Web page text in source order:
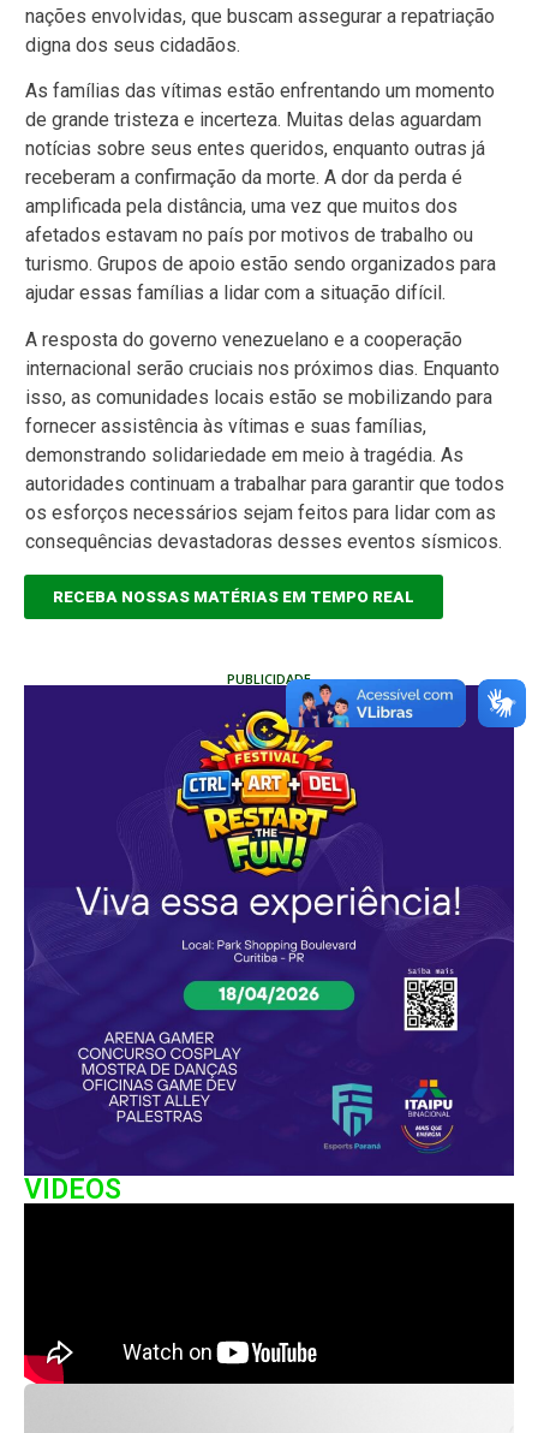
nações envolvidas, que buscam assegurar a repatriação
digna dos seus cidadãos.
As famílias das vítimas estão enfrentando um momento
de grande tristeza e incerteza. Muitas delas aguardam
notícias sobre seus entes queridos, enquanto outras já
receberam a confirmação da morte. A dor da perda é
amplificada pela distância, uma vez que muitos dos
afetados estavam no país por motivos de trabalho ou
turismo. Grupos de apoio estão sendo organizados para
ajudar essas famílias a lidar com a situação difícil.
A resposta do governo venezuelano e a cooperação
internacional serão cruciais nos próximos dias. Enquanto
isso, as comunidades locais estão se mobilizando para
fornecer assistência às vítimas e suas famílias,
demonstrando solidariedade em meio à tragédia. As
autoridades continuam a trabalhar para garantir que todos
os esforços necessários sejam feitos para lidar com as
consequências devastadoras desses eventos sísmicos.
RECEBA NOSSAS MATÉRIAS EM TEMPO REAL
PUBLICIDADE
VIDEOS